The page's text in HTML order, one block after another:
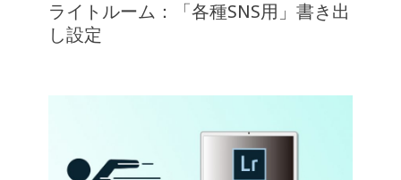
ライトルーム：「各種SNS用」書き出
し設定